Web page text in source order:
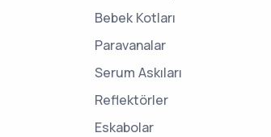
Bebek Kotları
Paravanalar
Serum Askıları
Reflektörler
Eskabolar